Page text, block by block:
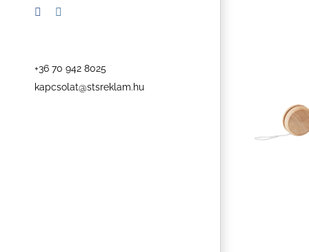
Facebook
+36 70 942 8025
kapcsolat@stsreklam.hu